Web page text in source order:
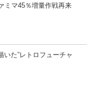
ミマ45％増量作戦再来
た”レトロフューチャ